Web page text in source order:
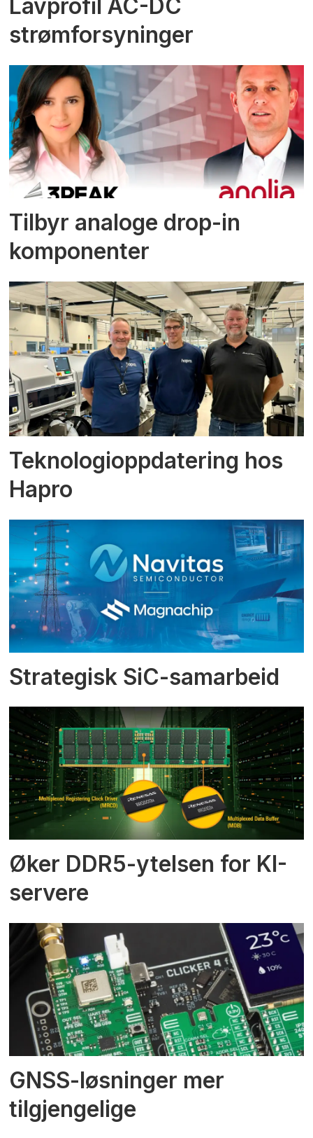
Lavprofil AC-DC
strømforsyninger
Tilbyr analoge drop-in
komponenter
Teknologioppdatering hos
Hapro
Strategisk SiC-samarbeid
Øker DDR5-ytelsen for KI-
servere
GNSS-løsninger mer
tilgjengelige